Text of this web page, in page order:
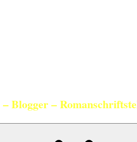
Blogger –